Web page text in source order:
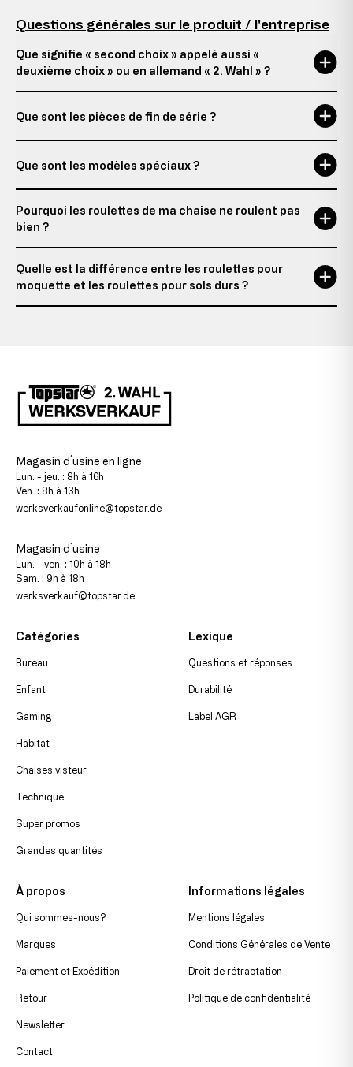
Questions générales sur le produit / l'entreprise
Que signifie « second choix » appelé aussi «
deuxième choix » ou en allemand « 2. Wahl » ?
Que sont les pièces de fin de série ?
Que sont les modèles spéciaux ?
Pourquoi les roulettes de ma chaise ne roulent pas
bien ?
Quelle est la différence entre les roulettes pour
moquette et les roulettes pour sols durs ?
Magasin d´usine en ligne
Lun. - jeu. : 8h à 16h
Ven. : 8h à 13h
werksverkaufonline@topstar.de
Magasin d´usine
Lun. - ven. : 10h à 18h
Sam. : 9h à 18h
werksverkauf@topstar.de
Catégories
Bureau
Enfant
Gaming
Habitat
Chaises visteur
Technique
Super promos
Grandes quantités
Lexique
Questions et réponses
Durabilité
Label AGR
À propos
Qui sommes-nous?
Marques
Paiement et Expédition
Retour
Newsletter
Contact
Informations légales
Mentions légales
Conditions Générales de Vente
Droit de rétractation
Politique de confidentialité